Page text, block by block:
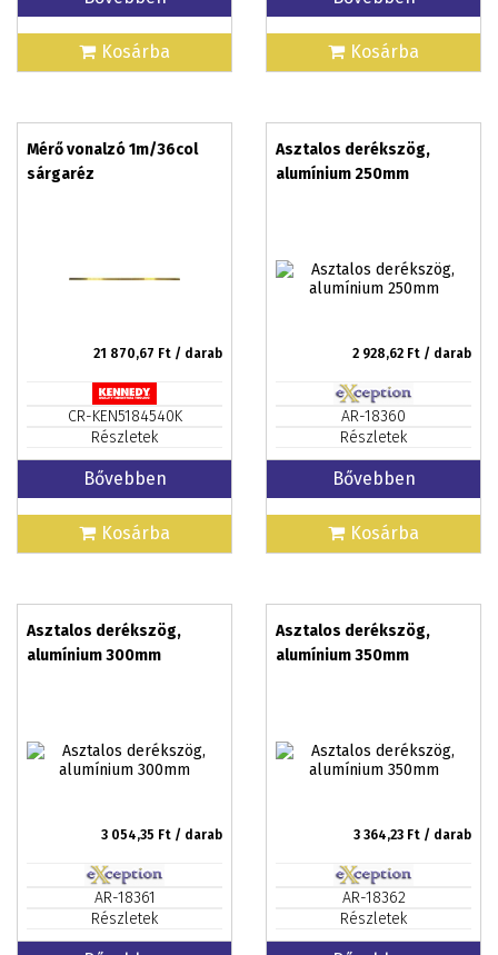
Kosárba Kosárba
Mérő vonalzó 1m/36col
sárgaréz
21 870,67 Ft / darab
CR-KEN5184540K
Részletek
Bővebben
Kosárba
Asztalos derékszög,
alumínium 250mm
2 928,62 Ft / darab
AR-18360
Részletek
Bővebben
Kosárba
Asztalos derékszög,
alumínium 300mm
3 054,35 Ft / darab
AR-18361
Részletek
Asztalos derékszög,
alumínium 350mm
3 364,23 Ft / darab
AR-18362
Részletek